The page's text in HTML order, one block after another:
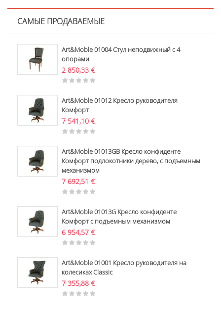
САМЫЕ ПРОДАВАЕМЫЕ
Art&Moble 01004 Стул неподвижный с 4
опорами
2 850,33 €
Art&Moble 01012 Кресло руководителя
Комфорт
7 541,10 €
Art&Moble 01013GB Кресло конфиденте
Комфорт подлокотники дерево, с подъемным
механизмом
7 692,51 €
Art&Moble 01013G Кресло конфиденте
Комфорт с подъемным механизмом
6 954,57 €
Art&Moble 01001 Кресло руководителя на
колесиках Classic
7 355,88 €